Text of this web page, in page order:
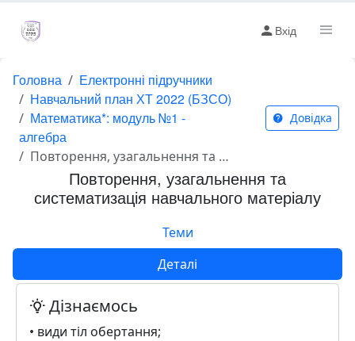
Вхід
Головна
Електронні підручники
Навчальний план ХТ 2022 (БЗСО)
Математика*: модуль №1 -
алгебра
Повторення, узагальнення та систематизація навчального матеріалу
Довідка
Повторення, узагальнення та
систематизація навчального матеріалу
Теми
Деталі
Дізнаємось
• види тіл обертання;